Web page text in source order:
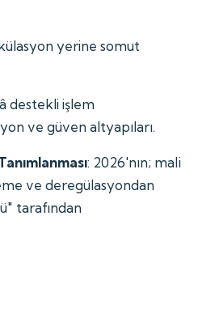
yerine somut
destekli işlem
ve güven altyapıları.
: 2026'nın; mali
ve deregülasyondan
tarafından